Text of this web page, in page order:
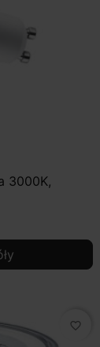
3000K,
favorite_border